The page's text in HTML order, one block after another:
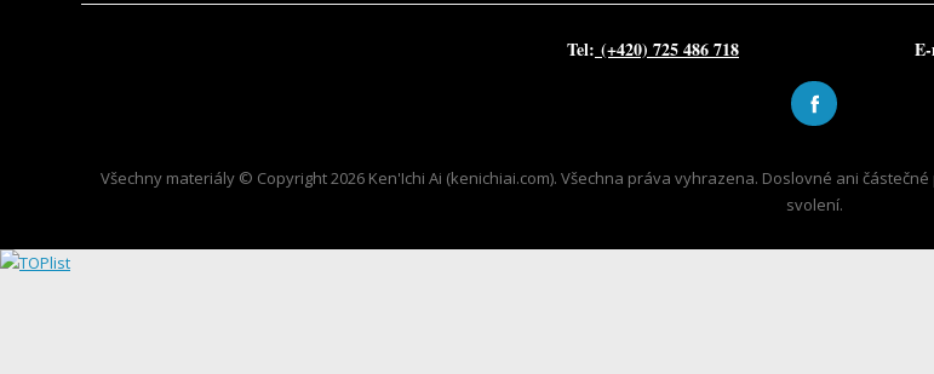
Tel: (+420) 725 486 718
Všechny materiály © Copyright 2026 Ken'Ichi Ai (kenichiai.com). Všechna práva vyhrazena. Doslovné ani
svolení.